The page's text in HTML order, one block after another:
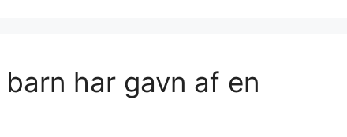
har gavn af en